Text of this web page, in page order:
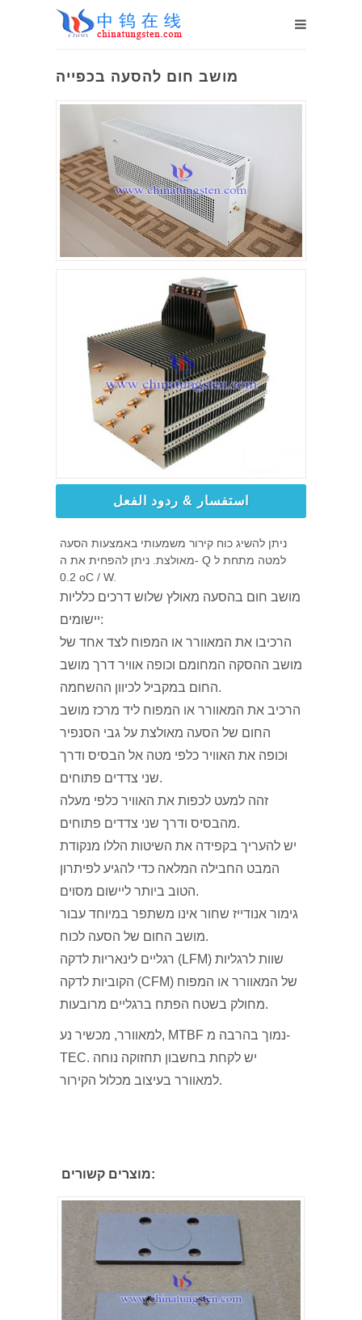
מושב חום להסעה בכפייה
استفسار & ردود الفعل
ניתן להשיג כוח קירור משמעותי באמצעות הסעה
מאולצת. ניתן להפחית את ה- Q למטה מתחת ל
0.2 oC / W.
מושב חום בהסעה מאולץ שלוש דרכים כלליות
יישומים:
הרכיבו את המאוורר או המפוח לצד אחד של
מושב ההסקה המחומם וכופה אוויר דרך מושב
החום במקביל לכיוון ההשחמה.
הרכיב את המאוורר או המפוח ליד מרכז מושב
החום של הסעה מאולצת על גבי הסנפיר
וכופה את האוויר כלפי מטה אל הבסיס ודרך
שני צדדים פתוחים.
זהה למעט לכפות את האוויר כלפי מעלה
מהבסיס ודרך שני צדדים פתוחים.
יש להעריך בקפידה את השיטות הללו מנקודת
המבט החבילה המלאה כדי להגיע לפיתרון
הטוב ביותר ליישום מסוים.
גימור אנודייז שחור אינו משתפר במיוחד עבור
מושב החום של הסעה לכוח.
רגליים לינאריות לדקה (LFM) שוות לרגליות
הקוביות לדקה (CFM) של המאוורר או המפוח
מחולק בשטח הפתח ברגליים מרובעות.
למאוורר, מכשיר נע, MTBF נמוך בהרבה מ-
TEC. יש לקחת בחשבון תחזוקה נוחה
למאוורר בעיצוב מכלול הקירור.
מוצרים קשורים: